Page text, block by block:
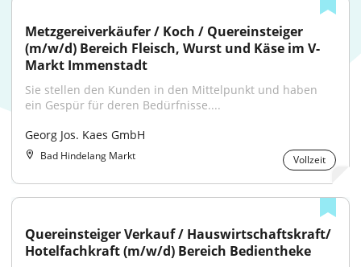
Metzgereiverkäufer / Koch / Quereinsteiger
(m/w/d) Bereich Fleisch, Wurst und Käse im V-
Markt Immenstadt
Sie stellen den Kunden in den Mittelpunkt und haben
ein Gespür für deren Bedürfnisse....
Georg Jos. Kaes GmbH
Bad Hindelang Markt Vollzeit
Quereinsteiger Verkauf / Hauswirtschaftskraft/
Hotelfachkraft (m/w/d) Bereich Bedientheke